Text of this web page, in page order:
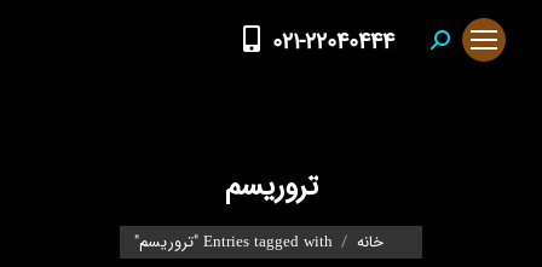
Search:
021-22040444
تروریسم
You are here:
خانه Entries tagged with "تروریسم"